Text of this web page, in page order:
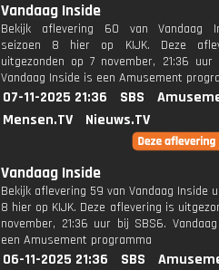
Vandaag Inside
Bekijk aflevering 60 van Vandaag
seizoen 8 hier op KIJK. Deze
uitgezonden op 7 november, 21:36 uur
Vandaag Inside is een Amusement
07-11-2025 21:36 SBS
Mensen.TV
Nieuws.TV
Vandaag Inside
Bekijk aflevering 59 van Vandaag Inside
8 hier op KIJK. Deze aflevering is
november, 21:36 uur bij SBS6.
een Amusement programma
06-11-2025 21:36 SBS